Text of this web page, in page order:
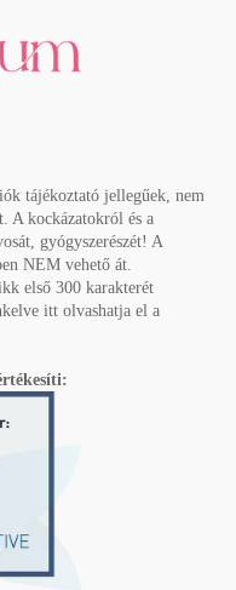
tájékoztató jellegűek, nem
A kockázatokról és a
gyógyszerészét! A
NEM vehető át.
első 300 karakterét
itt olvashatja el a